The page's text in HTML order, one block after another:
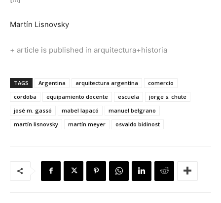
Martín Lisnovsky
+ article is published in arquitectura+historia
TAGS Argentina arquitectura argentina
comercio
cordoba
equipamiento docente escuela
jorge s. chute
josé m. gassó
mabel lapacó
manuel belgrano
martín lisnovsky
martín meyer osvaldo bidinost